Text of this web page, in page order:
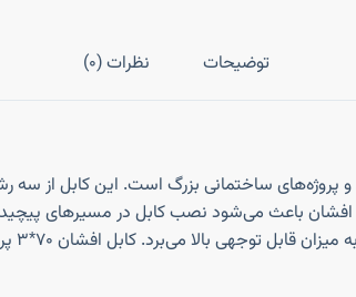
توضیحات نظرات (0)